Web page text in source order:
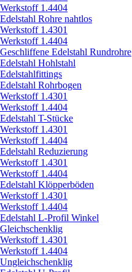
Werkstoff 1.4404
Edelstahl Rohre nahtlos
Werkstoff 1.4301
Werkstoff 1.4404
Geschliffene Edelstahl Rundrohre
Edelstahl Hohlstahl
Edelstahlfittings
Edelstahl Rohrbogen
Werkstoff 1.4301
Werkstoff 1.4404
Edelstahl T-Stücke
Werkstoff 1.4301
Werkstoff 1.4404
Edelstahl Reduzierung
Werkstoff 1.4301
Werkstoff 1.4404
Edelstahl Klöpperböden
Werkstoff 1.4301
Werkstoff 1.4404
Edelstahl L-Profil Winkel
Gleichschenklig
Werkstoff 1.4301
Werkstoff 1.4404
Ungleichschenklig